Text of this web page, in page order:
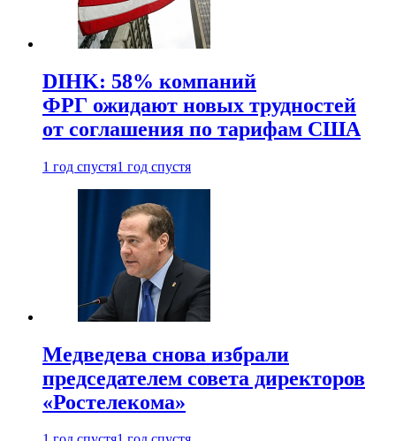
DIHK: 58% компаний
ФРГ ожидают новых трудностей
от соглашения по тарифам США
1 год спустя1 год спустя
Медведева снова избрали
председателем совета директоров
«Ростелекома»